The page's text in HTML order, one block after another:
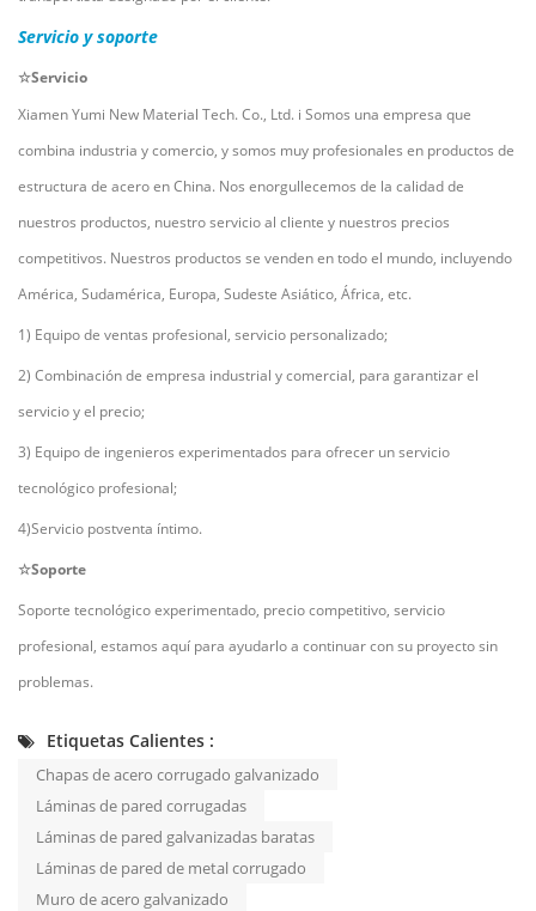
Servicio y soporte
☆Servicio
Xiamen Yumi New Material Tech. Co., Ltd. i Somos una empresa que
combina industria y comercio, y somos muy profesionales en productos de
estructura de acero en China. Nos enorgullecemos de la calidad de
nuestros productos, nuestro servicio al cliente y nuestros precios
competitivos. Nuestros productos se venden en todo el mundo, incluyendo
América, Sudamérica, Europa, Sudeste Asiático, África, etc.
1) Equipo de ventas profesional, servicio personalizado;
2) Combinación de empresa industrial y comercial, para garantizar el
servicio y el precio;
3) Equipo de ingenieros experimentados para ofrecer un servicio
tecnológico profesional;
4)Servicio postventa íntimo.
☆Soporte
Soporte tecnológico experimentado, precio competitivo, servicio
profesional, estamos aquí para ayudarlo a continuar con su proyecto sin
problemas.
Etiquetas Calientes :
Chapas de acero corrugado galvanizado
Láminas de pared corrugadas
Láminas de pared galvanizadas baratas
Láminas de pared de metal corrugado
Muro de acero galvanizado